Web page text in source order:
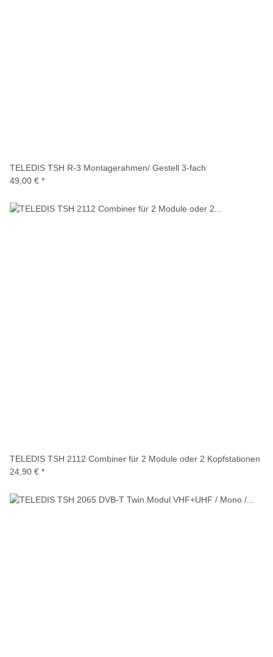
TELEDIS TSH R-3 Montagerahmen/ Gestell 3-fach
49,00 € *
TELEDIS TSH 2112 Combiner für 2 Module oder 2 Kopfstationen
24,90 € *